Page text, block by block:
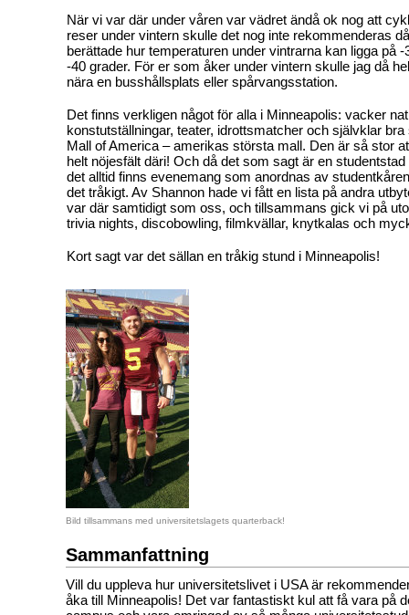
När vi var där under våren var vädret ändå ok nog att
reser under vintern skulle det nog inte rekommenderas
berättade hur temperaturen under vintrarna kan ligga på
-40 grader. För er som åker under vintern skulle jag då
nära en busshållsplats eller spårvangsstation.
Det finns verkligen något för alla i Minneapolis: vacker
konstutställningar, teater, idrottsmatcher och självklar
Mall of America – amerikas största mall. Den är så stor
helt nöjesfält däri! Och då det som sagt är en
det alltid finns evenemang som anordnas av
det tråkigt. Av Shannon hade vi fått en lista på andra
var där samtidigt som oss, och tillsammans gick vi på
trivia nights, discobowling, filmkvällar, knytkalas och
Kort sagt var det sällan en tråkig stund i Minneapolis!
Bild tillsammans med universitetslagets quarterback!
Sammanfattning
Vill du uppleva hur universitetslivet i USA är
åka till Minneapolis! Det var fantastiskt kul att få vara på